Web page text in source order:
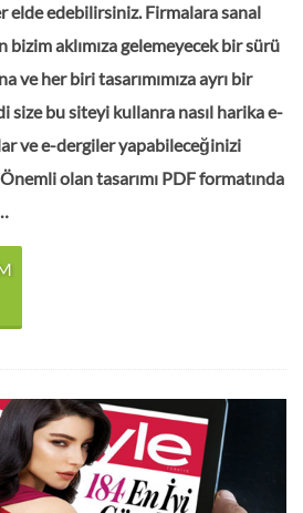
elde edebilirsiniz. Firmalara sanal
aklımıza gelemeyecek bir sürü
ve her biri tasarımımıza ayrı bir
size bu siteyi kullanra nasıl harika e-
ve e-dergiler yapabileceğinizi
olan tasarımı PDF formatında